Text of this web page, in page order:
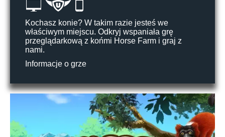
Kochasz konie? W takim razie jesteś we
właściwym miejscu. Odkryj wspaniała grę
przeglądarkową z końmi Horse Farm i graj z
nami.
Informacje o grze